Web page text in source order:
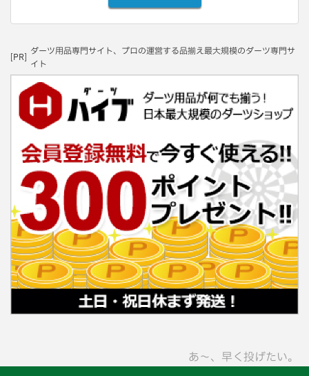
[PR]
ダーツ用品専門サイト、プロの運営する品揃え最大規模のダーツ専門サ
イト
あ〜、早く投げたい。